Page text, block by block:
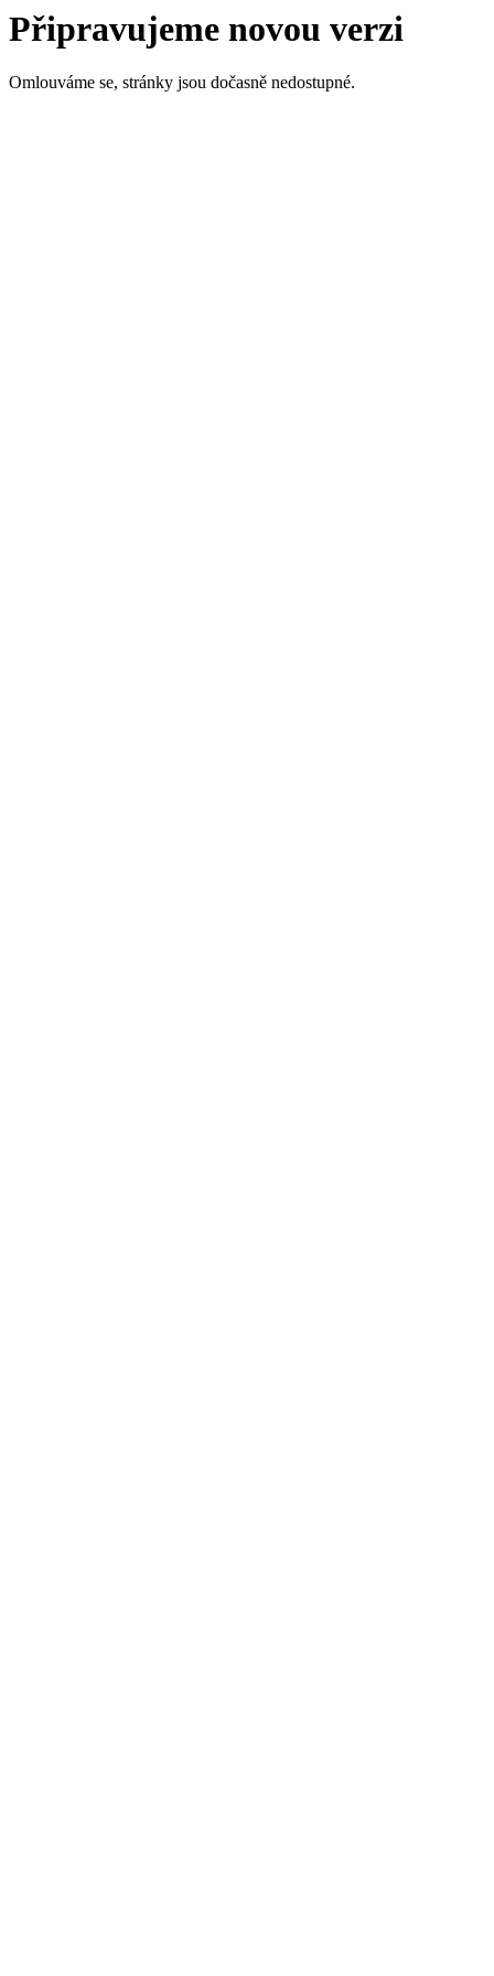
Připravujeme novou verzi
Omlouváme se, stránky jsou dočasně nedostupné.